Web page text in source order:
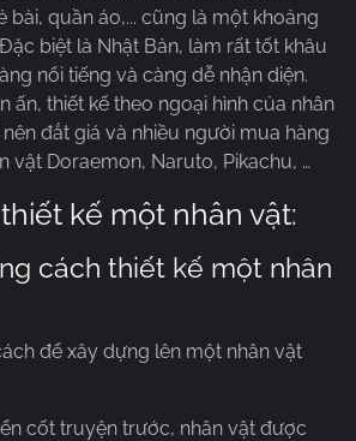
bài, quần áo,... cũng là một khoảng
biệt là Nhật Bản, làm rất tốt khâu
nổi tiếng và càng dễ nhận diện.
ấn, thiết kế theo ngoại hình của nhân
đắt giá và nhiều người mua hàng
vật Doraemon, Naruto, Pikachu, …
kế một nhân vật:
cách thiết kế một nhân
để xây dựng lên một nhân vật
cốt truyện trước, nhân vật được